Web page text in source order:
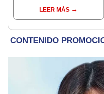
renovar la licencia en
2025
LEER MÁS